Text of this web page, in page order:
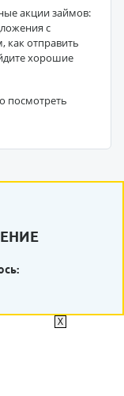
акции займов:
с
как отправить
хорошие
посмотреть
X